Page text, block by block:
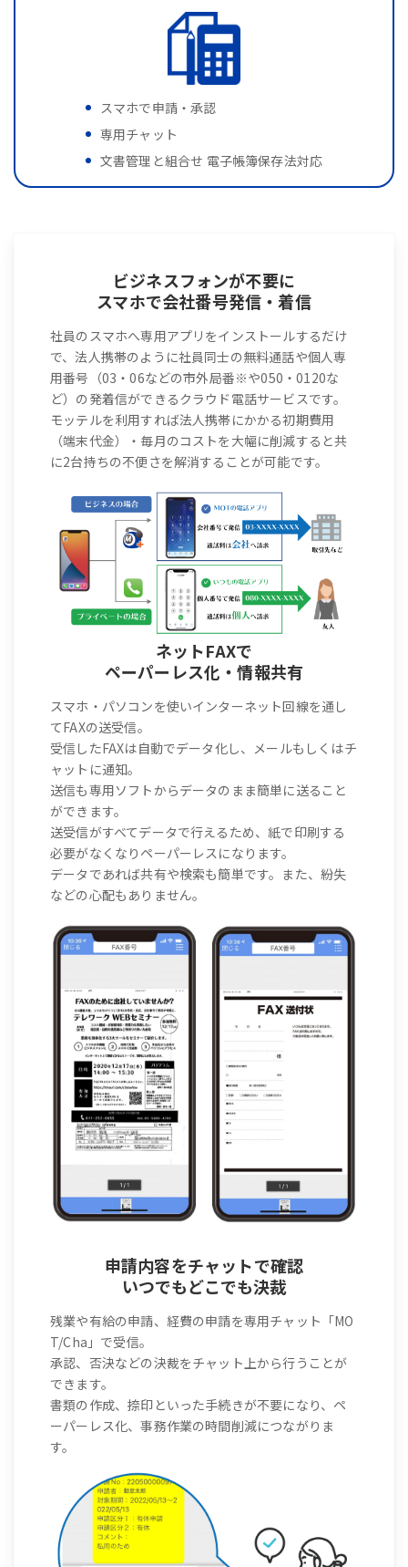
スマホで申請・承認
専用チャット
文書管理と組合せ 電子帳簿保存法対応
ビジネスフォンが不要に
スマホで会社番号発信・着信
社員のスマホへ専用アプリをインストールするだけ
で、法人携帯のように社員同士の無料通話や個人専
用番号（03・06などの市外局番※や050・0120な
ど）の発着信ができるクラウド電話サービスです。
モッテルを利用すれば法人携帯にかかる初期費用
（端末代金）・毎月のコストを大幅に削減すると共
に2台持ちの不便さを解消することが可能です。
ネットFAXで
ペーパーレス化・情報共有
スマホ・パソコンを使いインターネット回線を通し
てFAXの送受信。
受信したFAXは自動でデータ化し、メールもしくはチ
ャットに通知。
送信も専用ソフトからデータのまま簡単に送ること
ができます。
送受信がすべてデータで行えるため、紙で印刷する
必要がなくなりペーパーレスになります。
データであれば共有や検索も簡単です。また、紛失
などの心配もありません。
申請内容をチャットで確認
いつでもどこでも決裁
残業や有給の申請、経費の申請を専用チャット「MO
T/Cha」で受信。
承認、否決などの決裁をチャット上から行うことが
できます。
書類の作成、捺印といった手続きが不要になり、ペ
ーパーレス化、事務作業の時間削減につながりま
す。